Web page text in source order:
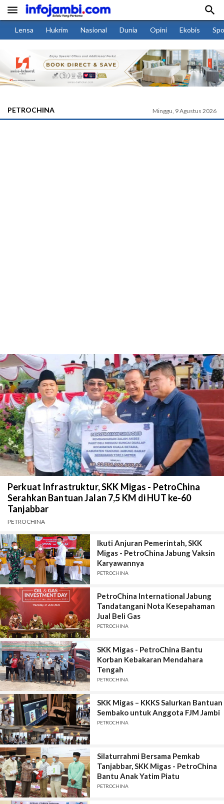
 
Lensa Hukrim Nasional Dunia Opini Ekobis
PETROCHINA Minggu, 9 Agustus 2026
Perkuat Infrastruktur, SKK Migas - PetroChina
Serahkan Bantuan Jalan 7,5 KM di HUT ke-60
Tanjabbar
PETROCHINA
Ikuti Anjuran Pemerintah, SKK
Migas - PetroChina Jabung Vaksin
Karyawannya
PETROCHINA
PetroChina International Jabung
Tandatangani Nota Kesepahaman
Jual Beli Gas
PETROCHINA
SKK Migas - PetroChina Bantu
Korban Kebakaran Mendahara
Tengah
PETROCHINA
SKK Migas – KKKS Salurkan Bantuan
Sembako untuk Anggota FJM Jambi
PETROCHINA
Silaturrahmi Bersama Pemkab
Tanjabbar, SKK Migas - PetroChina
Bantu Anak Yatim Piatu
PETROCHINA